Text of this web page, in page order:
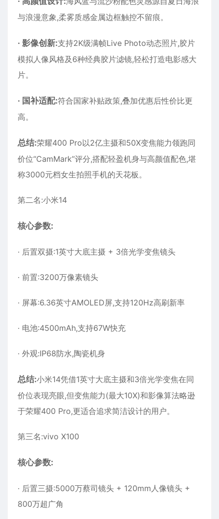
与浪漫意象,柔雾质感金属边框触控不留痕。
· 影像创新:支持2K级满帧Live Photo动态照片,胶片
模拟人像风格及6种经典胶片滤镜,轻松打造电影感大
片。
· 国补适配:符合国家补贴政策,叠加优惠后性价比更
高。
总结:荣耀400 Pro以2亿主摄和50X变焦能力领跑同
价位“CamMark”评分,搭配轻盈机身与高颜值配色,堪
称3000元档女生拍照手机的天花板。
第二名:小米14
核心参数:
· 后置双摄:1英寸大底主摄 + 3倍光学变焦镜头
· 前置:3200万像素镜头
· 屏幕:6.36英寸AMOLED屏,支持120Hz高刷新率
· 电池:4500mAh,支持67W快充
· 外观:IP68防水,陶瓷机身
总结:小米14凭借1英寸大底主摄和3倍光学变焦在同
价位表现亮眼,但变焦能力(最大10X)和影像算法略逊
于荣耀400 Pro,更适合追求简洁设计的用户。
第三名:vivo X100
核心参数:
· 后置三摄:5000万蔡司镜头 + 120mm人像镜头 +
800万超广角